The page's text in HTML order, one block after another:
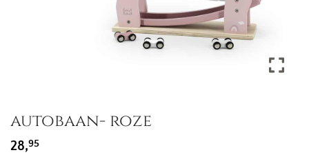
autobaan- roze
28,95